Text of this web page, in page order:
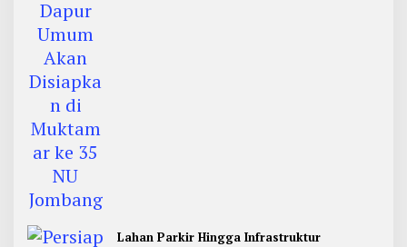
Lahan Parkir Hingga Infrastruktur